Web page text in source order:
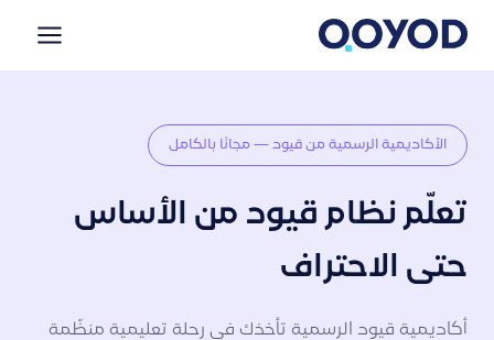
الأكاديمية الرسمية من قيود — مجانًا بالكامل
تعلّم نظام قيود من الأساس
حتى الاحتراف
أكاديمية قيود الرسمية تأخذك في رحلة تعليمية منظّمة